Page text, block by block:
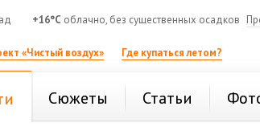
+16°C облачно, без существенных осадков
«Чистый воздух» Где купаться летом?
Сюжеты Статьи